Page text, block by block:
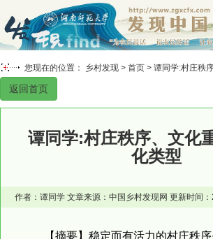
您现在的位置： 乡村发现 > 首页 > 谭同学:村庄秩
返回首页
谭同学:村庄秩序、文化
化类型
作者：谭同学 文章来源：中国乡村发现网 更新时间
【摘要】稳定而有活力的村庄秩